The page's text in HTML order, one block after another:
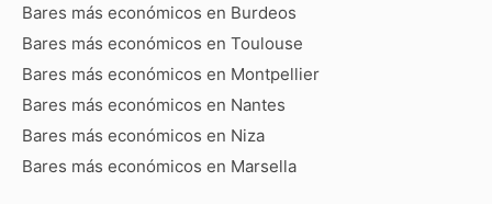
Bares más económicos en Burdeos
Bares más económicos en Toulouse
Bares más económicos en Montpellier
Bares más económicos en Nantes
Bares más económicos en Niza
Bares más económicos en Marsella